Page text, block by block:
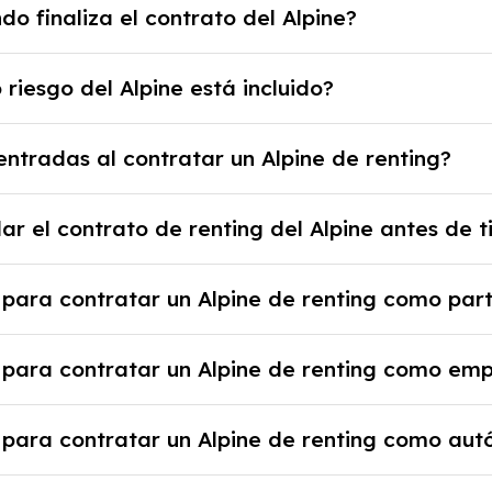
límite, puede haber un cargo adicional.
finaliza el contrato del Alpine?
previamente acordado.
riesgo del Alpine está incluido?
al contratar un Alpine de renting?
el proveedor debido al resultado del estudio de
el contrato de renting del Alpine antes de
revisar las condiciones del contrato y hablar
para contratar un Alpine de renting como
para contratar un Alpine de renting como
y un pago inicial.
para contratar un Alpine de renting como